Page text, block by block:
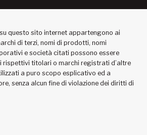
questo sito internet appartengono ai
di terzi, nomi di prodotti, nomi
e società citati possono essere
rispettivi titolari o marchi registrati d’altre
a puro scopo esplicativo ed a
senza alcun fine di violazione dei diritti di